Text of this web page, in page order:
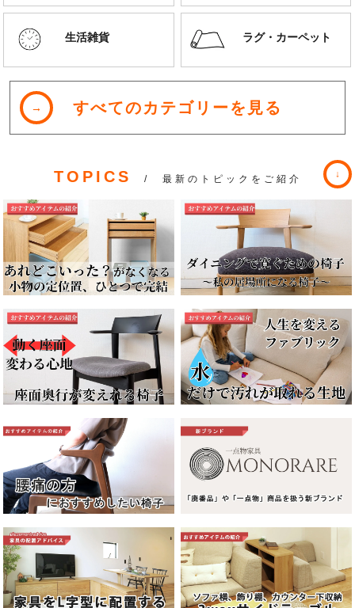
生活雑貨 ラグ・カーペット
すべてのカテゴリーを見る
TOPICS / 最新のトピックをご紹介